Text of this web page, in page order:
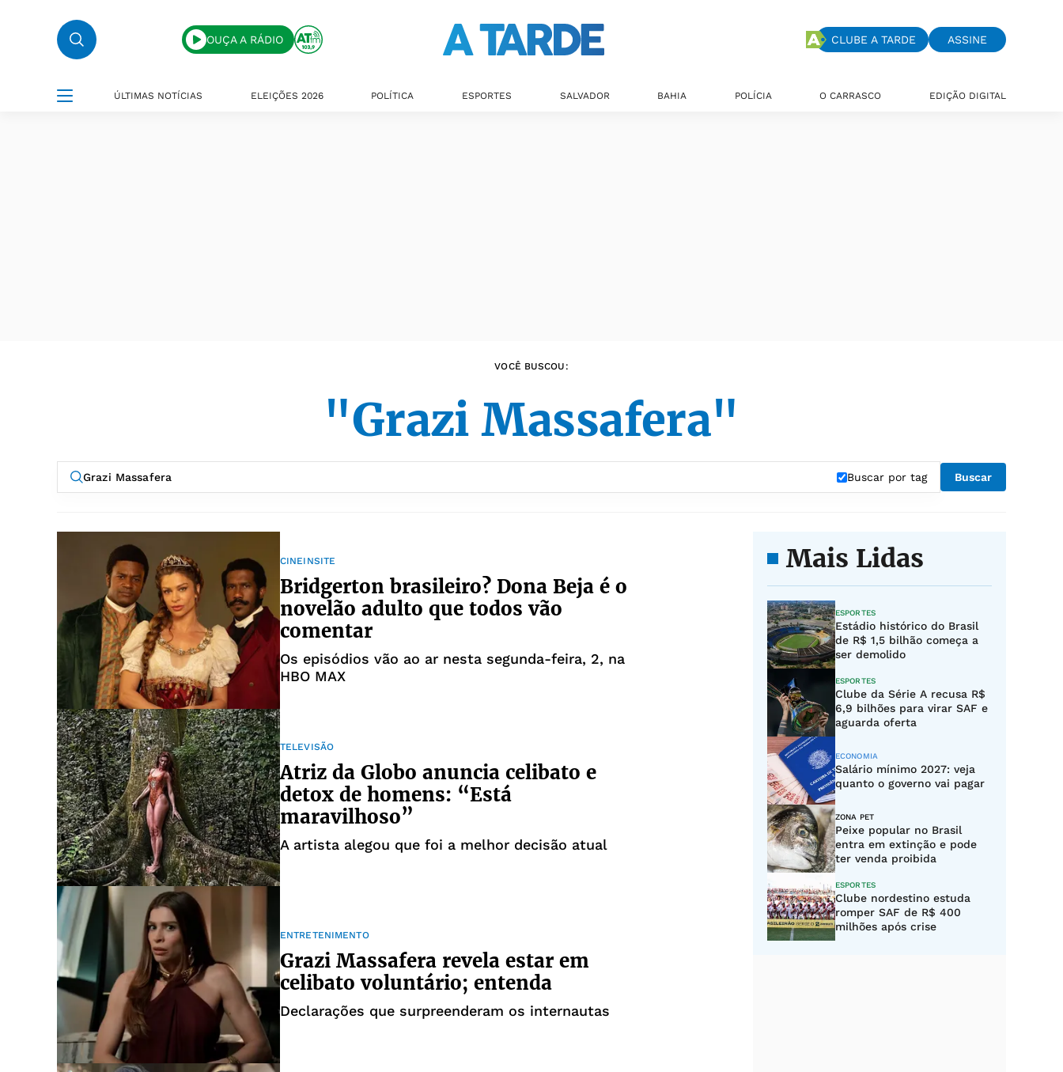
OUÇA A RÁDIO CLUBE A TARDE ASSINE
ÚLTIMAS NOTÍCIAS ELEIÇÕES 2026 POLÍTICA ESPORTES SALVADOR BAHIA POLÍCIA O CARRASCO EDIÇÃO DIGITAL
VOCÊ BUSCOU:
"Grazi Massafera"
Buscar por tag Buscar
CINEINSITE
Bridgerton brasileiro? Dona Beja é o
novelão adulto que todos vão
comentar
Os episódios vão ao ar nesta segunda-feira, 2, na
HBO MAX
TELEVISÃO
Atriz da Globo anuncia celibato e
detox de homens: “Está
maravilhoso”
A artista alegou que foi a melhor decisão atual
ENTRETENIMENTO
Grazi Massafera revela estar em
celibato voluntário; entenda
Declarações que surpreenderam os internautas
Mais Lidas
ESPORTES
Estádio histórico do Brasil
de R$ 1,5 bilhão começa a
ser demolido
ESPORTES
Clube da Série A recusa R$
6,9 bilhões para virar SAF e
aguarda oferta
ECONOMIA
Salário mínimo 2027: veja
quanto o governo vai pagar
ZONA PET
Peixe popular no Brasil
entra em extinção e pode
ter venda proibida
ESPORTES
Clube nordestino estuda
romper SAF de R$ 400
milhões após crise